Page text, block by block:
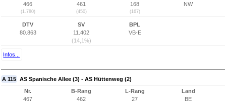
466
(1.780)
461
(450)
168
(167)
NW
DTV
80.863
SV
11.402
(14,1%)
BPL
VB-E
Infos...
A 115 AS Spanische Allee (3) - AS Hüttenweg (2)
Nr.
467
B-Rang
462
L-Rang
27
Land
BE